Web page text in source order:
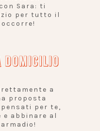
Sara: ti
per tutto il
DOMICILIO
a
proposta
per te,
e abbinare al